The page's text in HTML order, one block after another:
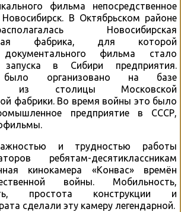
фильма непосредственное
В Октябрьском районе
Новосибирская
фабрика, для которой
документального фильма стало
в Сибири предприятия.
было организовано на базе
из столицы Московской
фабрики. Во время войны это было
предприятие в СССР,
и трудностью работы
ребятам-десятиклассникам
кинокамера «Конвас» времён
войны. Мобильность,
простота конструкции и
сделали эту камеру легендарной.